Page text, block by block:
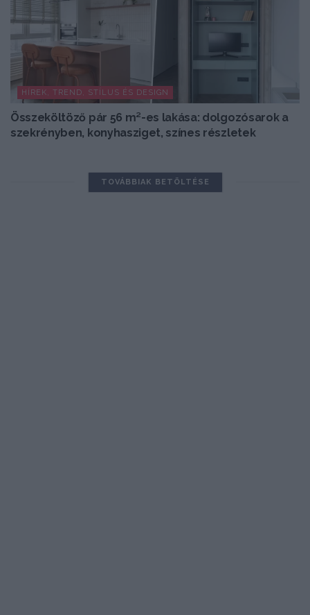
HÍREK, TREND, STÍLUS ÉS DESIGN
Összeköltöző pár 56 m²-es lakása: dolgozósarok a
szekrényben, konyhasziget, színes részletek
TOVÁBBIAK BETÖLTÉSE